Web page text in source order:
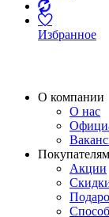
Избранное
О компании
О нас
Покупателям
Акции